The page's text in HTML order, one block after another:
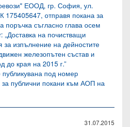
ЕООД, гр. София, ул.
175405647, отправя покана за
поръчка съгласно глава осем
„Доставка на почистващи
за изпълнение на дейностите
железопътен състав и
до края на 2015 г.”
под номер
за публични покани към АОП на
31.07.2015